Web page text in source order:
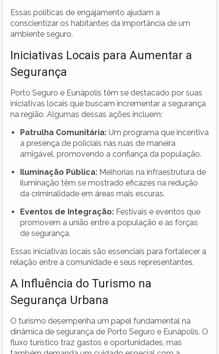
Essas políticas de engajamento ajudam a
conscientizar os habitantes da importância de um
ambiente seguro.
Iniciativas Locais para Aumentar a
Segurança
Porto Seguro e Eunápolis têm se destacado por suas
iniciativas locais que buscam incrementar a segurança
na região. Algumas dessas ações incluem:
Patrulha Comunitária: Um programa que incentiva
a presença de policiais nas ruas de maneira
amigável, promovendo a confiança da população.
Iluminação Pública: Melhorias na infraestrutura de
iluminação têm se mostrado eficazes na redução
da criminalidade em áreas mais escuras.
Eventos de Integração: Festivais e eventos que
promovem a união entre a população e as forças
de segurança.
Essas iniciativas locais são essenciais para fortalecer a
relação entre a comunidade e seus representantes.
A Influência do Turismo na
Segurança Urbana
O turismo desempenha um papel fundamental na
dinâmica de segurança de Porto Seguro e Eunápolis. O
fluxo turístico traz gastos e oportunidades, mas